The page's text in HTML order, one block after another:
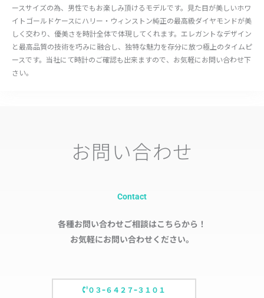
ースサイズの為、男性でもお楽しみ頂けるモデルです。見た目が美しいホワ
イトゴールドケースにハリー・ウィンストン純正の最高級ダイヤモンドが美
しく交わり、優美さを時計全体で体現してくれます。エレガントなデザイン
と最高品質の技術を巧みに融合し、独特な魅力を存分に放つ極上のタイムピ
ースです。当社にて時計のご確認も出来ますので、お気軽にお問い合わせ下
さい。
お問い合わせ
Contact
各種お問い合わせご相談はこちらから！
お気軽にお問い合わせください。
０３ｰ６４２７ｰ３１０１